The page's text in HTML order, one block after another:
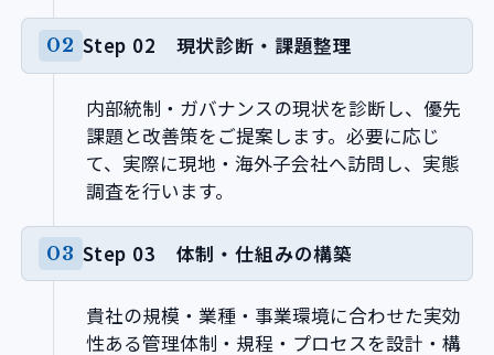
Step 02 現状診断・課題整理
内部統制・ガバナンスの現状を診断し、優先
課題と改善策をご提案します。必要に応じ
て、実際に現地・海外子会社へ訪問し、実態
調査を行います。
Step 03 体制・仕組みの構築
貴社の規模・業種・事業環境に合わせた実効
性ある管理体制・規程・プロセスを設計・構